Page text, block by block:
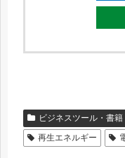
ビジネスツール・書籍
再生エネルギー